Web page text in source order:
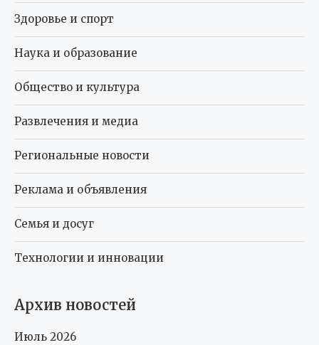
Здоровье и спорт
Наука и образование
Общество и культура
Развлечения и медиа
Региональные новости
Реклама и объявления
Семья и досуг
Технологии и инновации
Архив новостей
Июль 2026